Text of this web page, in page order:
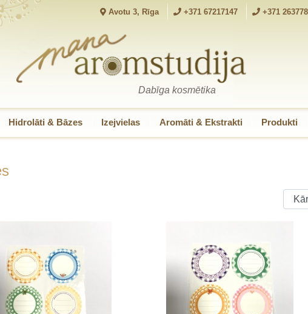
Avotu 3, Rīga +371 67217147 +371
Dabīga kosmētika
Hidrolāti & Bāzes Izejvielas Aromāti & Ekstrakti Produkti